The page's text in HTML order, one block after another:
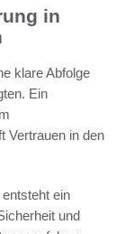
in
klare Abfolge
Ein
Vertrauen in den
ein
und